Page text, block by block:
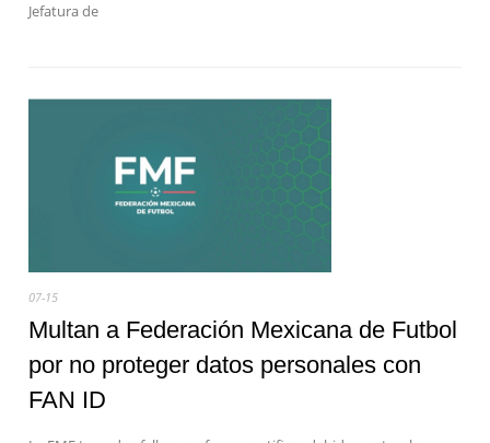
Jefatura de
07-15
Multan a Federación Mexicana de Futbol
por no proteger datos personales con
FAN ID